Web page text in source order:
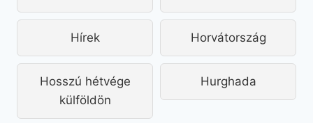
Hírek Horvátország
Hosszú hétvége
külföldön
Hurghada